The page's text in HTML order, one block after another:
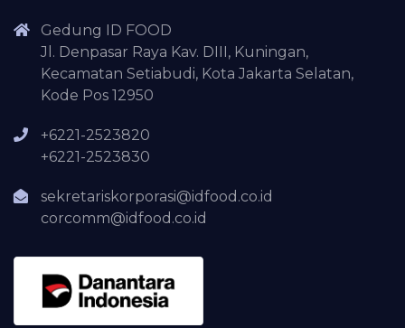
Gedung ID FOOD
Jl. Denpasar Raya Kav. DIII, Kuningan,
Kecamatan Setiabudi, Kota Jakarta Selatan,
Kode Pos 12950
+6221-2523820
+6221-2523830
sekretariskorporasi@idfood.co.id
corcomm@idfood.co.id